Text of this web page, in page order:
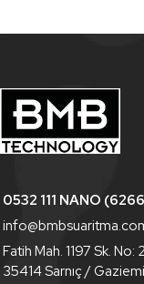
0532 111 NANO
Fatih Mah. 1197 Sk. No:
35414 Sarnıç /